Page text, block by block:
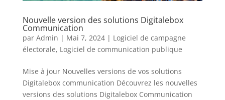
Nouvelle version des solutions Digitalebox
Communication
par Admin | Mai 7, 2024| Logiciel de campagne
électorale, Logiciel de communication publique
Mise à jour Nouvelles versions de vos solutions
Digitalebox communication Découvrez les nouvelles
versions des solutions Digitalebox Communication